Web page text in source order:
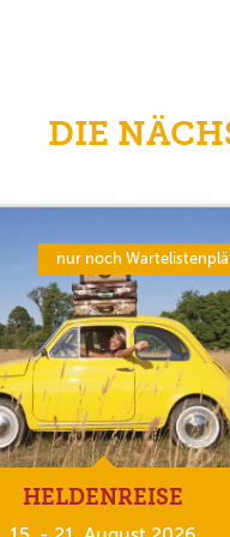
DIE
nur noch
HELDENREISE